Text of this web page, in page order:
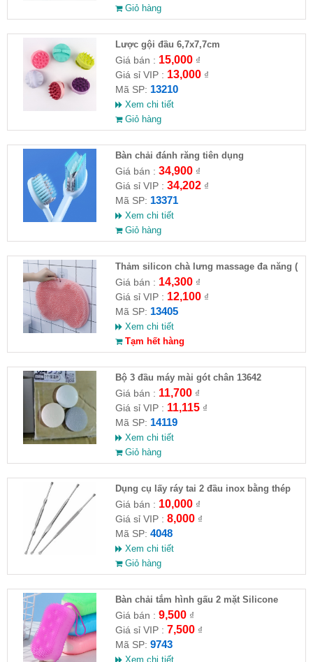
Giỏ hàng
Lược gội đầu 6,7x7,7cm
Giá bán : 15,000₫
Giá sỉ VIP : 13,000₫
Mã SP: 13210
Xem chi tiết
Giỏ hàng
Bàn chải đánh răng tiên dụng
Giá bán : 34,900₫
Giá sỉ VIP : 34,202₫
Mã SP: 13371
Xem chi tiết
Giỏ hàng
Thảm silicon chà lưng massage đa năng (
F ull VAT)
Giá bán : 14,300₫
Giá sỉ VIP : 12,100₫
Mã SP: 13405
Xem chi tiết
Tạm hết hàng
Bộ 3 đầu máy mài gót chân 13642
Giá bán : 11,700₫
Giá sỉ VIP : 11,115₫
Mã SP: 14119
Xem chi tiết
Giỏ hàng
Dụng cụ lấy ráy tai 2 đầu inox bằng thép
không gỉ
Giá bán : 10,000₫
Giá sỉ VIP : 8,000₫
Mã SP: 4048
Xem chi tiết
Giỏ hàng
Bàn chải tắm hình gấu 2 mặt Silicone
Giá bán : 9,500₫
Giá sỉ VIP : 7,500₫
Mã SP: 9743
Xem chi tiết